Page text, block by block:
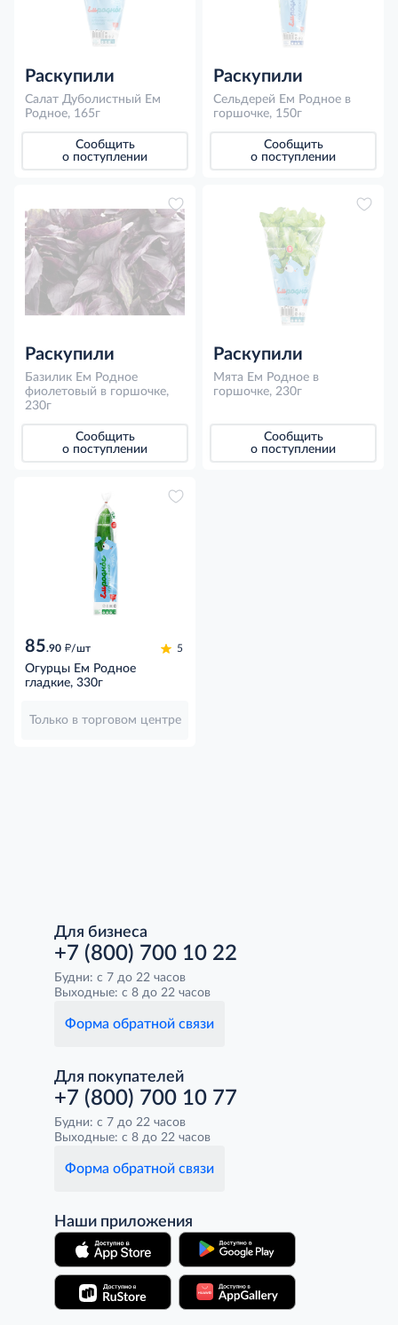
Раскупили
Салат Дуболистный Ем
Родное, 165г
Сообщить
о поступлении
Раскупили
Сельдерей Ем Родное в
горшочке, 150г
Сообщить
о поступлении
Раскупили
Базилик Ем Родное
фиолетовый в горшочке,
230г
Сообщить
о поступлении
Раскупили
Мята Ем Родное в
горшочке, 230г
Сообщить
о поступлении
85.90 д/шт 5
Огурцы Ем Родное
гладкие, 330г
Только в торговом центре
Для бизнеса
+7 (800) 700 10 22
Будни: с 7 до 22 часов
Выходные: с 8 до 22 часов
Форма обратной связи
Для покупателей
+7 (800) 700 10 77
Будни: с 7 до 22 часов
Выходные: с 8 до 22 часов
Форма обратной связи
Наши приложения